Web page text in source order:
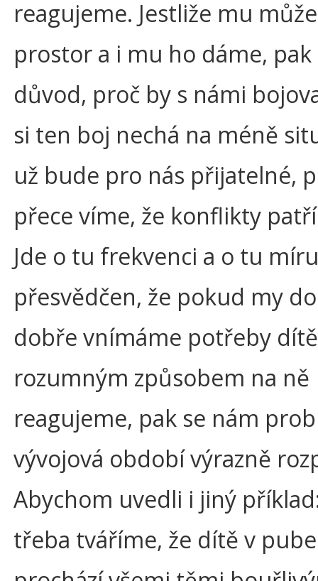
reagujeme. Jestliže mu
prostor a i mu ho dáme,
důvod, proč by s námi
si ten boj nechá na méně
už bude pro nás přijatelné,
přece víme, že konflikty
Jde o tu frekvenci a o tu
přesvědčen, že pokud my
dobře vnímáme potřeby
rozumným způsobem na ně
reagujeme, pak se nám
vývojová období výrazně
Abychom uvedli i jiný
třeba tváříme, že dítě v